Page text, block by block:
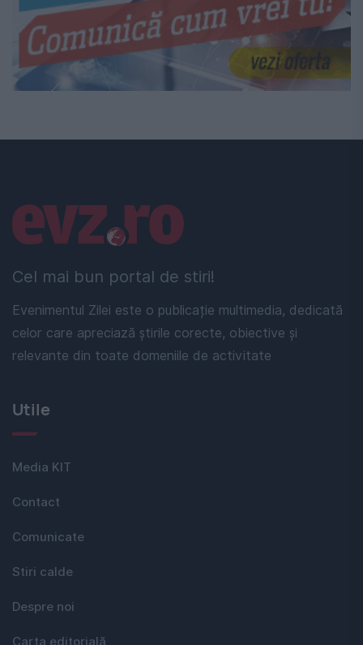
Cel mai bun portal de stiri!
Evenimentul Zilei este o publicație multimedia, dedicată
celor care apreciază știrile corecte, obiective și
relevante din toate domeniile de activitate
Linkuri utile
Utile
Media KIT
Contact
Comunicate
Stiri calde
Despre noi
Carta editorială